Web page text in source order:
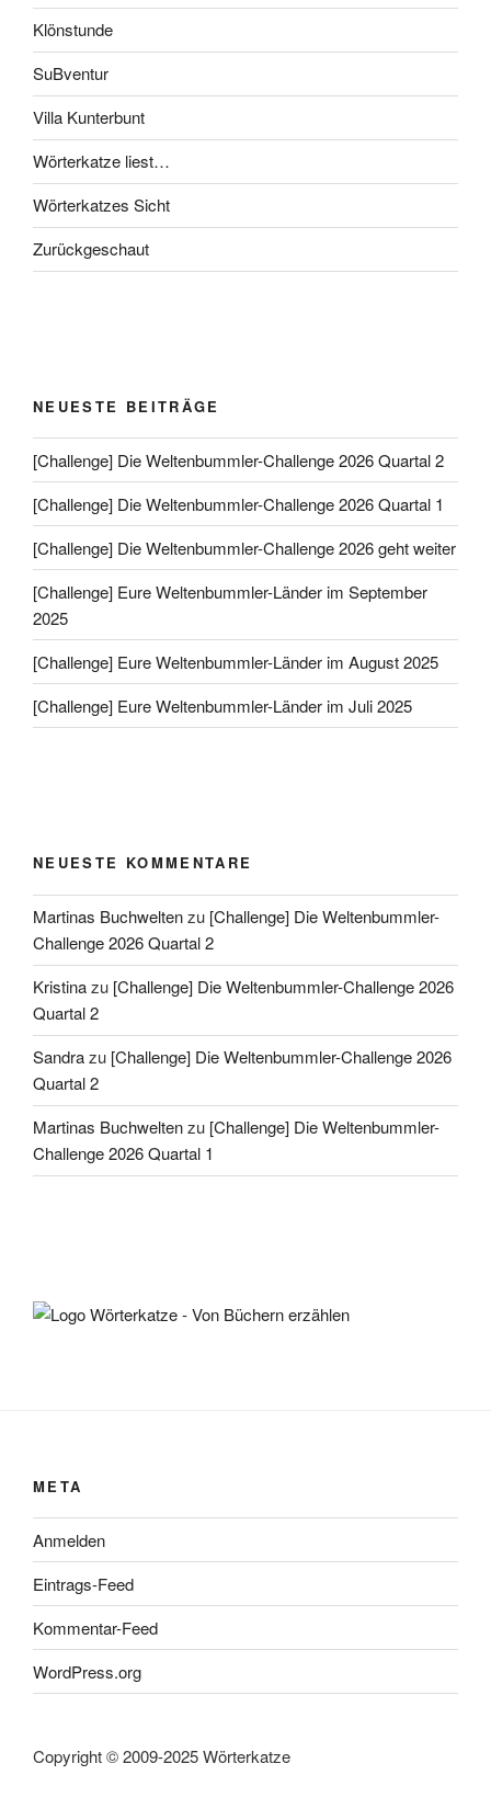
Klönstunde
SuBventur
Villa Kunterbunt
Wörterkatze liest…
Wörterkatzes Sicht
Zurückgeschaut
NEUESTE BEITRÄGE
[Challenge] Die Weltenbummler-Challenge 2026 Quartal 2
[Challenge] Die Weltenbummler-Challenge 2026 Quartal 1
[Challenge] Die Weltenbummler-Challenge 2026 geht weiter
[Challenge] Eure Weltenbummler-Länder im September
2025
[Challenge] Eure Weltenbummler-Länder im August 2025
[Challenge] Eure Weltenbummler-Länder im Juli 2025
NEUESTE KOMMENTARE
Martinas Buchweltenzu [Challenge] Die Weltenbummler-
Challenge 2026 Quartal 2
Kristinazu [Challenge] Die Weltenbummler-Challenge 2026
Quartal 2
Sandrazu [Challenge] Die Weltenbummler-Challenge 2026
Quartal 2
Martinas Buchweltenzu [Challenge] Die Weltenbummler-
Challenge 2026 Quartal 1
META
Anmelden
Eintrags-Feed
Kommentar-Feed
WordPress.org
Copyright © 2009-2025 Wörterkatze